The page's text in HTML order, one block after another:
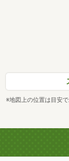
※地図上の位置は目安